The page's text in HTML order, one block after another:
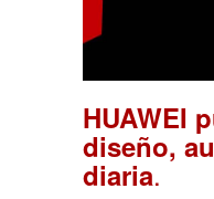
HUAWEI
diseño,
diaria.